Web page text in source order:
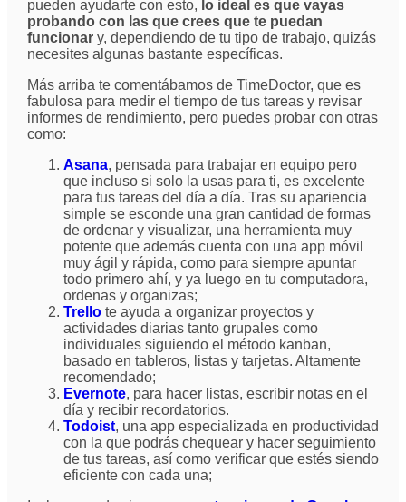
pueden ayudarte con esto, lo ideal es que vayas
probando con las que crees que te puedan
funcionary, dependiendo de tu tipo de trabajo, quizás
necesites algunas bastante específicas.
Más arriba te comentábamos de TimeDoctor, que es
fabulosa para medir el tiempo de tus tareas y revisar
informes de rendimiento, pero puedes probar con otras
como:
Asana, pensada para trabajar en equipo pero
que incluso si solo la usas para ti, es excelente
para tus tareas del día a día. Tras su apariencia
simple se esconde una gran cantidad de formas
de ordenar y visualizar, una herramienta muy
potente que además cuenta con una app móvil
muy ágil y rápida, como para siempre apuntar
todo primero ahí, y ya luego en tu computadora,
ordenas y organizas;
Trellote ayuda a organizar proyectos y
actividades diarias tanto grupales como
individuales siguiendo el método kanban,
basado en tableros, listas y tarjetas. Altamente
recomendado;
Evernote, para hacer listas, escribir notas en el
día y recibir recordatorios.
Todoist, una app especializada en productividad
con la que podrás chequear y hacer seguimiento
de tus tareas, así como verificar que estés siendo
eficiente con cada una;